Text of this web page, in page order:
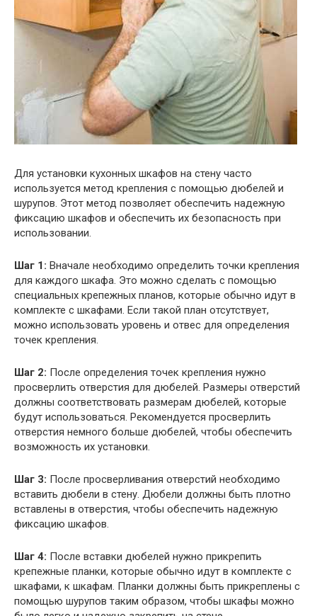
Для установки кухонных шкафов на стену часто
используется метод крепления с помощью дюбелей и
шурупов. Этот метод позволяет обеспечить надежную
фиксацию шкафов и обеспечить их безопасность при
использовании.
Шаг 1: Вначале необходимо определить точки крепления
для каждого шкафа. Это можно сделать с помощью
специальных крепежных планов, которые обычно идут в
комплекте с шкафами. Если такой план отсутствует,
можно использовать уровень и отвес для определения
точек крепления.
Шаг 2: После определения точек крепления нужно
просверлить отверстия для дюбелей. Размеры отверстий
должны соответствовать размерам дюбелей, которые
будут использоваться. Рекомендуется просверлить
отверстия немного больше дюбелей, чтобы обеспечить
возможность их установки.
Шаг 3: После просверливания отверстий необходимо
вставить дюбели в стену. Дюбели должны быть плотно
вставлены в отверстия, чтобы обеспечить надежную
фиксацию шкафов.
Шаг 4: После вставки дюбелей нужно прикрепить
крепежные планки, которые обычно идут в комплекте с
шкафами, к шкафам. Планки должны быть прикреплены с
помощью шурупов таким образом, чтобы шкафы можно